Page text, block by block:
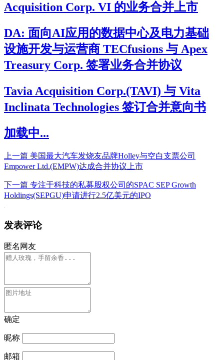
Acquisition Corp. VI 的业务合并上市
DA: 面向AI应用的数据中心及电力基础
设施开发与运营商 TECfusions 与 Apex
Treasury Corp. 签署业务合并协议
Tavia Acquisition Corp.(TAVI) 与 Vita
Inclinata Technologies 签订合并意向书
加载中...
上一篇 美国最大汽车发烧友品牌Holley与空白支票公司
Empower Ltd.(EMPW)达成合并协议上市
下一篇 专注于科技的私募股权公司的SPAC SEP Growth
Holdings(SEPGU)申请进行2.5亿美元的IPO
发表评论
匿名网友
确定
昵称
邮箱